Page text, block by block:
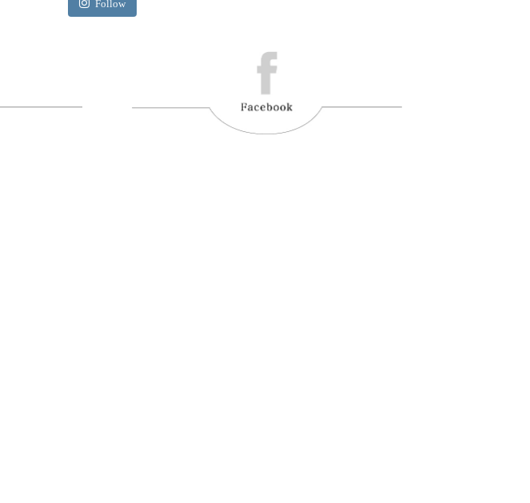
Follow